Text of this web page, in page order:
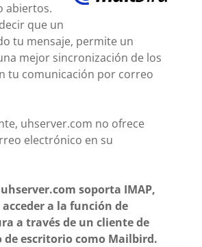
abiertos.
que un
tu mensaje, permite un
mejor sincronización de los
tu comunicación por correo
uhserver.com no ofrece
electrónico en su
soporta IMAP,
a la función de
a través de un cliente de
de escritorio como Mailbird.